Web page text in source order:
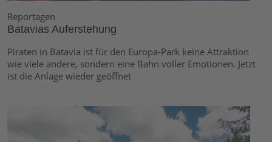
Reportagen
Batavias Auferstehung
Piraten in Batavia ist für den Europa-Park keine Attraktion
wie viele andere, sondern eine Bahn voller Emotionen. Jetzt
ist die Anlage wieder geöffnet